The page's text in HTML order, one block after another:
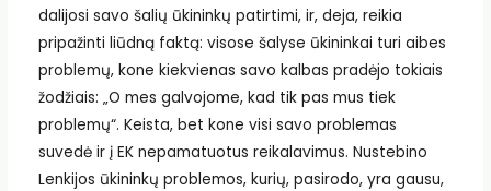
dalijosi savo šalių ūkininkų patirtimi, ir, deja, reikia
pripažinti liūdną faktą: visose šalyse ūkininkai turi aibes
problemų, kone kiekvienas savo kalbas pradėjo tokiais
žodžiais: „O mes galvojome, kad tik pas mus tiek
problemų“. Keista, bet kone visi savo problemas
suvedė ir į EK nepamatuotus reikalavimus. Nustebino
Lenkijos ūkininkų problemos, kurių, pasirodo, yra gausu,